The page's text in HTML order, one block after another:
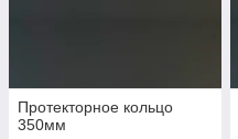
Протекторное кольцо
350мм